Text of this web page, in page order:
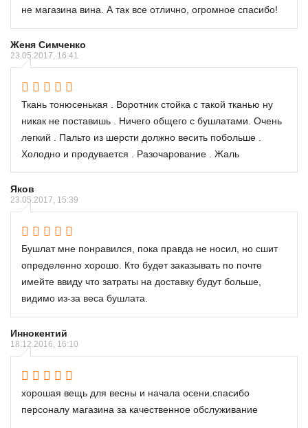
не магазина вина. А так все отлично, огромное спасибо!
Женя Симченко
23.05.2017, 16:41
Ткань тонюсенькая . Воротник стойка с такой тканью ну
никак не поставишь . Ничего общего с бушлатами. Очень
легкий . Пальто из шерсти должно весить побольше .
Холодно и продувается . Разочарование . Жаль
Яков
23.05.2017, 15:39
Бушлат мне понравился, пока правда не носил, но сшит
определенно хорошо. Кто будет заказывать по почте
имейте ввиду что затраты на доставку будут больше,
видимо из-за веса бушлата.
Иннокентий
18.12.2016, 16:10
хорошая вещь для весны и начала осени.спасибо
персоналу магазина за качественное обслуживание